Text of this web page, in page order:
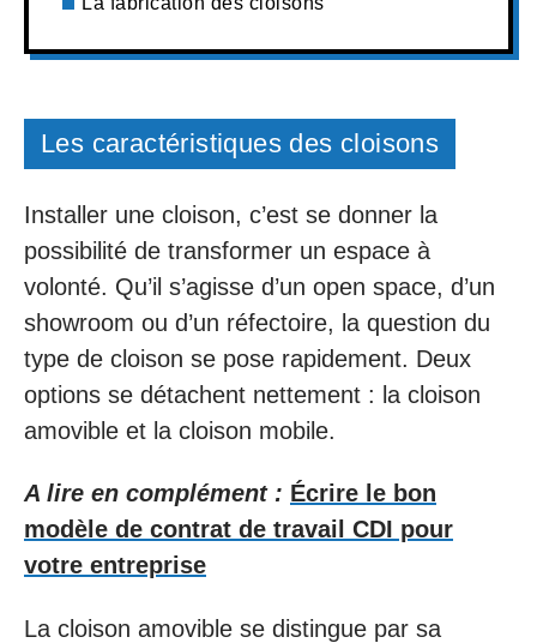
Les caractéristiques des cloisons
Installer une cloison, c’est se donner la
possibilité de transformer un espace à
volonté. Qu’il s’agisse d’un open space, d’un
showroom ou d’un réfectoire, la question du
type de cloison se pose rapidement. Deux
options se détachent nettement : la cloison
amovible et la cloison mobile.
A lire en complément : Écrire le bon
modèle de contrat de travail CDI pour
votre entreprise
La cloison amovible se distingue par sa